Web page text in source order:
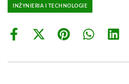
INŻYNIERIA I TECHNOLOGIE
Share
Share
(Twitter)
Share Share